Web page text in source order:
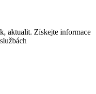
aktualit. Získejte informace